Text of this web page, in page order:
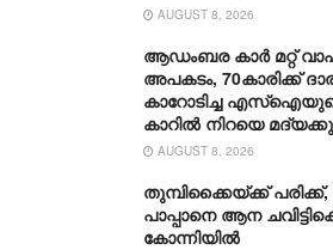
AUGUST 8, 2026
ആഡംബര കാര്‍ മറ്റ്
അപകടം, 70കാരിക്ക്
കാറോടിച്ച
കാറില്‍ നിറയെ
AUGUST 8, 2026
തുമ്പിക്കൈയ്ക്ക് പരിക്ക്,
പാപ്പാനെ ആന
കോന്നിയിൽ